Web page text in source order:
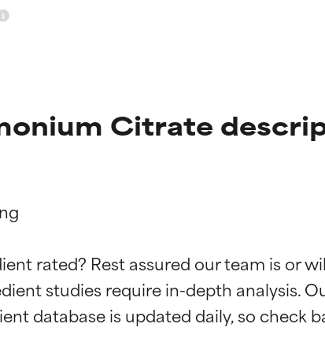
Citrate
rated? Rest assured our team is or
studies require in-depth analysis.
OTTIMO
Comprovati e sostenuti da studi indipendenti.
OTTIMO
Comprovati e sostenuti da studi indipendenti.